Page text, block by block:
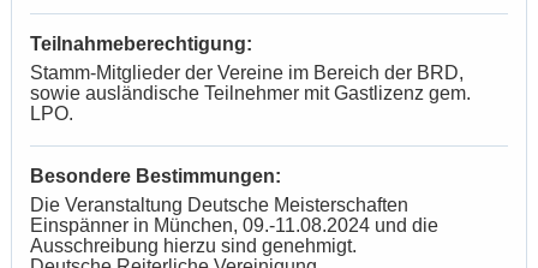
Teilnahmeberechtigung:
Stamm-Mitglieder der Vereine im Bereich der BRD,
sowie ausländische Teilnehmer mit Gastlizenz gem.
LPO.
Besondere Bestimmungen:
Die Veranstaltung Deutsche Meisterschaften
Einspänner in München, 09.-11.08.2024 und die
Ausschreibung hierzu sind genehmigt.